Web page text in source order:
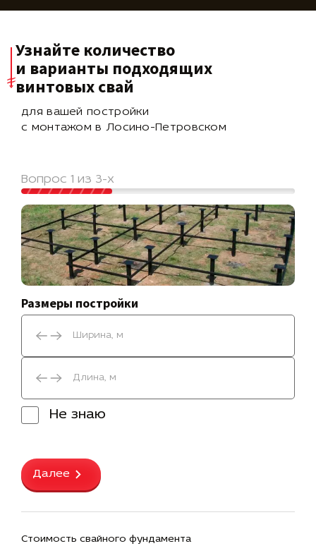
Узнайте количество
и варианты подходящих
винтовых свай
для вашей постройки
с монтажом в Лосино-Петровском
Вопрос 1 из 3-х
Размеры постройки
Не знаю
Далее
Стоимость свайного фундамента